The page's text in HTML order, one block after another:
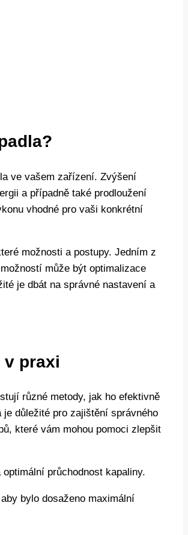
ve vašem zařízení. Zvýšení
a případně také prodloužení
vhodné pro vaši konkrétní
možnosti a postupy. Jedním z
může být optimalizace
je dbát na správné nastavení a
v praxi
různé metody, jak ho efektivně
důležité pro zajištění správného
které vám mohou pomoci zlepšit
průchodnost kapaliny.
bylo dosaženo maximální